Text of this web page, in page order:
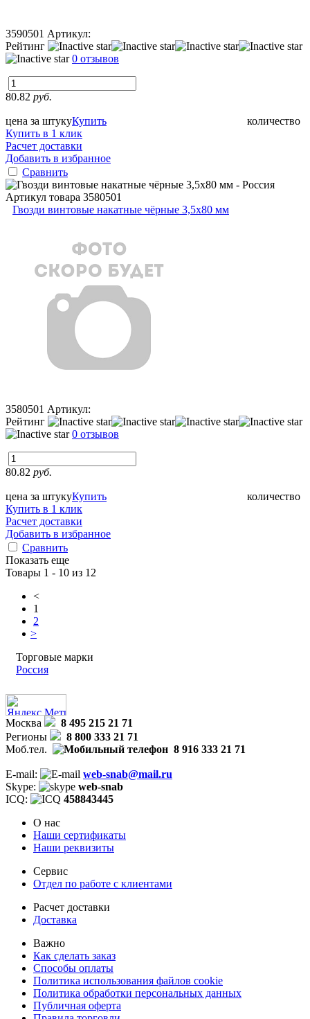
3590501 Артикул:
Рейтинг
0 отзывов
80.82 руб.
цена за штуку количество
Купить
Купить в 1 клик
Расчет доставки
Добавить в избранное
Сравнить
Артикул товара 3580501
Гвозди винтовые накатные чёрные 3,5х80 мм
3580501 Артикул:
Рейтинг
0 отзывов
80.82 руб.
цена за штуку количество
Купить
Купить в 1 клик
Расчет доставки
Добавить в избранное
Сравнить
Показать еще
Товары 1 - 10 из 12
<
1
2
>
Торговые марки
Россия
Москва
8 495 215 21 71
Регионы
8 800 333 21 71
Моб.тел.
8 916 333 21 71
E-mail:
web-snab@mail.ru
Skype:
web-snab
ICQ:
458843445
О нас
Наши сертификаты
Наши реквизиты
Сервис
Отдел по работе с клиентами
Расчет доставки
Доставка
Важно
Как сделать заказ
Способы оплаты
Политика использования файлов cookie
Политика обработки персональных данных
Публичная оферта